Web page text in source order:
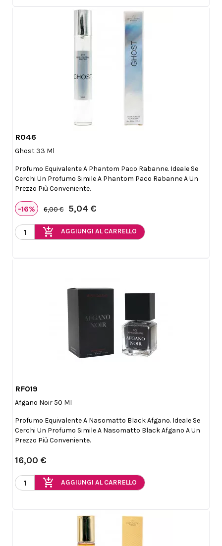
R046
Ghost 33 Ml
Profumo Equivalente A Phantom Paco Rabanne. Ideale Se
Cerchi Un Profumo Simile A Phantom Paco Rabanne A Un
Prezzo Più Conveniente.
-16% 6,00 € 5,04 €
add_shopping_cart AGGIUNGI AL CARRELLO
RF019
Afgano Noir 50 Ml
Profumo Equivalente A Nasomatto Black Afgano. Ideale Se
Cerchi Un Profumo Simile A Nasomatto Black Afgano A Un
Prezzo Più Conveniente.
16,00 €
add_shopping_cart AGGIUNGI AL CARRELLO